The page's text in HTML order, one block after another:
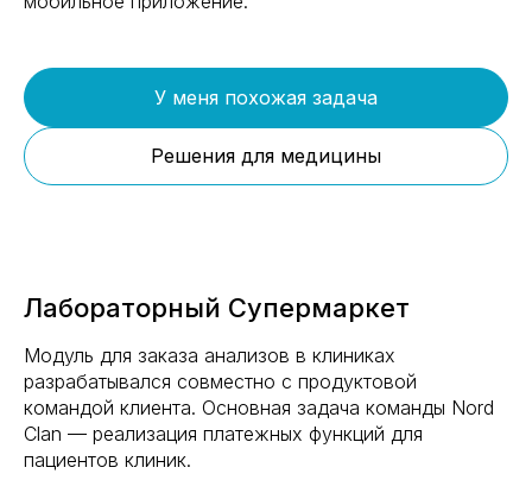
Решения для медицины
У меня похожая задача
Лабораторный Супермаркет
Модуль для заказа анализов в клиниках
разрабатывался совместно с продуктовой
командой клиента. Основная задача команды Nord
Clan — реализация платежных функций для
пациентов клиник.